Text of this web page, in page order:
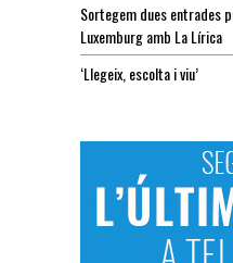
Sortegem dues entrades
Luxemburg amb La Lírica
‘Llegeix, escolta i viu’